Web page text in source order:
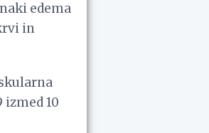
edema
in
izmed 10